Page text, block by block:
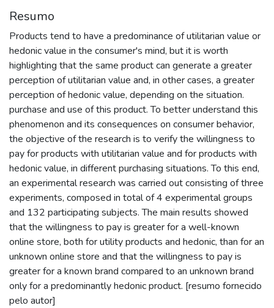
Resumo
Products tend to have a predominance of utilitarian value or
hedonic value in the consumer's mind, but it is worth
highlighting that the same product can generate a greater
perception of utilitarian value and, in other cases, a greater
perception of hedonic value, depending on the situation.
purchase and use of this product. To better understand this
phenomenon and its consequences on consumer behavior,
the objective of the research is to verify the willingness to
pay for products with utilitarian value and for products with
hedonic value, in different purchasing situations. To this end,
an experimental research was carried out consisting of three
experiments, composed in total of 4 experimental groups
and 132 participating subjects. The main results showed
that the willingness to pay is greater for a well-known
online store, both for utility products and hedonic, than for an
unknown online store and that the willingness to pay is
greater for a known brand compared to an unknown brand
only for a predominantly hedonic product. [resumo fornecido
pelo autor]